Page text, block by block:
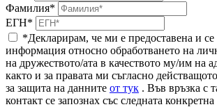
Фамилия*
ЕГН*
*Декларирам, че ми е предоставена и се
информация относно обработването на
на дружеството/ата в качеството му/им на
както и за правата ми съгласно
за защита на данните от тук . Във връзка с
контакт се запознах със следната